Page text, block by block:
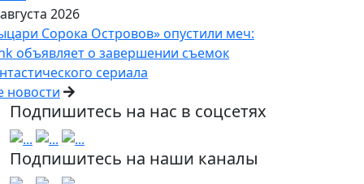
2026
Сорока Островов» опустили меч:
объявляет о завершении съемок
сериала
новости
Подпишитесь на нас в соцсетях
Подпишитесь на наши каналы